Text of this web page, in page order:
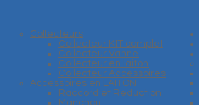
Collecteurs
Collecteur KIT complet
Collecteur Vanne
Collecteur en laiton
Collecteur Accessoires
Accessoires en LAITON
Raccord et Reduction
Manchon